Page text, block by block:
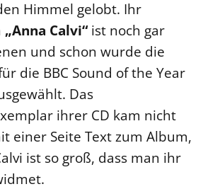
Himmel gelobt. Ihr
„Anna Calvi“ist noch gar
und schon wurde die
die BBC Sound of the Year
Das
ihrer CD kam nicht
einer Seite Text zum Album,
ist so groß, dass man ihr